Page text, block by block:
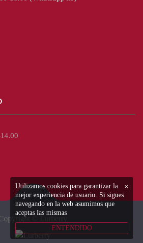
© Lurberry
×
Utilizamos cookies para garantizar la
mejor experiencia de usuario. Si sigues
navegando en la web asumimos que
aceptas las mismas
ENTENDIDO